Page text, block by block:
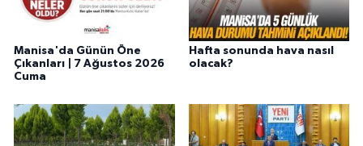
Manisa'da Günün Öne
Çıkanları | 7 Ağustos 2026
Cuma
Hafta sonunda hava nasıl
olacak?